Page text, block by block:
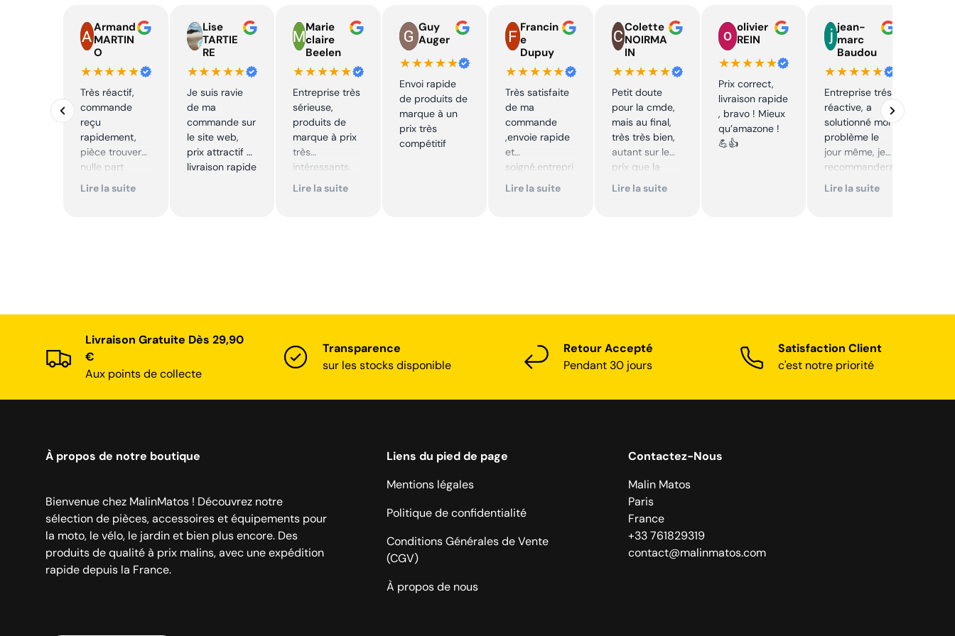
Armand
MARTIN
O
★★★★★
Très réactif,
commande
reçu
rapidement,
pièce trouver
nulle part
ailleurs et
Lire la suite
Lise
TARTIE
RE
★★★★★
Je suis ravie
de ma
commande sur
le site web,
prix attractif et
livraison rapide
Marie
claire
Beelen
★★★★★
Entreprise très
sérieuse,
produits de
marque à prix
très
intéressants.
Excellent suivi !
Lire la suite
Guy
Auger
★★★★★
Envoi rapide
de produits de
marque à un
prix très
compétitif
Francin
e
Dupuy
★★★★★
Très satisfaite
de ma
commande
,envoie rapide
et
soigné,entrepri
se sérieuse
Lire la suite
Colette
NOIRMA
IN
★★★★★
Petit doute
pour la cmde,
mais au final,
très très bien,
autant sur le
prix que la
qualité sur le
Lire la suite
olivier
REIN
★★★★★
Prix correct,
livraison rapide
, bravo ! Mieux
qu’amazone !
💪👍
jean-
marc
Baudou
★★★★★
Entreprise trés
réactive, a
solutionné mon
problème le
jour même, je
recommandera
i. Articles bien
Lire la suite
Livraison Gratuite Dès 29,90
€
Aux points de collecte
Transparence
sur les stocks disponible
Retour Accepté
Pendant 30 jours
Satisfaction Client
c'est notre priorité
À propos de notre boutique
Bienvenue chez MalinMatos ! Découvrez notre
sélection de pièces, accessoires et équipements pour
la moto, le vélo, le jardin et bien plus encore. Des
produits de qualité à prix malins, avec une expédition
rapide depuis la France.
Liens du pied de page
Mentions légales
Politique de confidentialité
Conditions Générales de Vente
(CGV)
À propos de nous
Contactez-Nous
Malin Matos
Paris
France
+33 761829319
contact@malinmatos.com